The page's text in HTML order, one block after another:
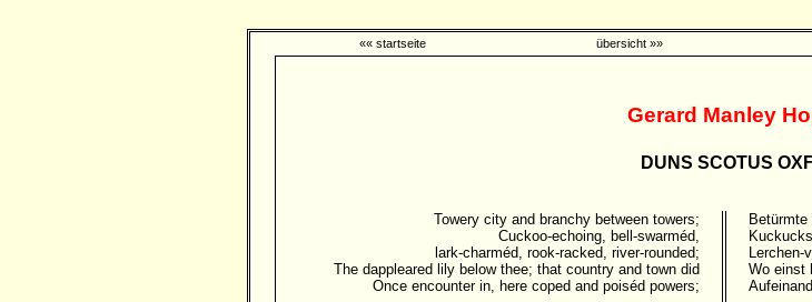
«« startseite übersicht »»
Gerard Manley
DUNS SCOTUS
Towery city and branchy between towers;
Cuckoo-echoing, bell-swarméd,
lark-charméd, rook-racked, river-rounded;
The dappleared lily below thee; that country and town did
Once encounter in, here coped and poiséd powers;
Lerchen-
Wo einst